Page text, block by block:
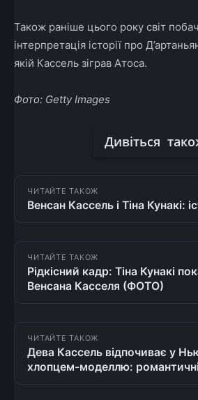
Також раніше цього року світ
інтерпретація історії про
якій Кассель зіграв Атоса.
Фото: Getty Images
Дивіться
ЧИТАЙТЕ ТАКОЖ
Венсан Кассель і Тіна Кунакі:
ЧИТАЙТЕ ТАКОЖ
Рідкісний кадр: Тіна Кунакі
Венсана Касселя (ФОТО)
ЧИТАЙТЕ ТАКОЖ
Дева Кассель відпочиває у
хлопцем-моделлю: